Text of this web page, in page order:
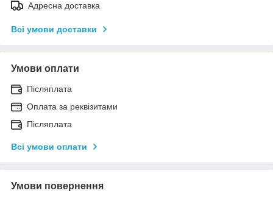
Адресна доставка
Всі умови доставки
Умови оплати
Післяплата
Оплата за реквізитами
Післяплата
Всі умови оплати
Умови повернення